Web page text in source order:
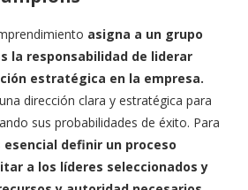
asigna a un grupo
la responsabilidad de liderar
estratégica en la empresa.
dirección clara y estratégica para
sus probabilidades de éxito. Para
esencial definir un proceso
a los líderes seleccionados y